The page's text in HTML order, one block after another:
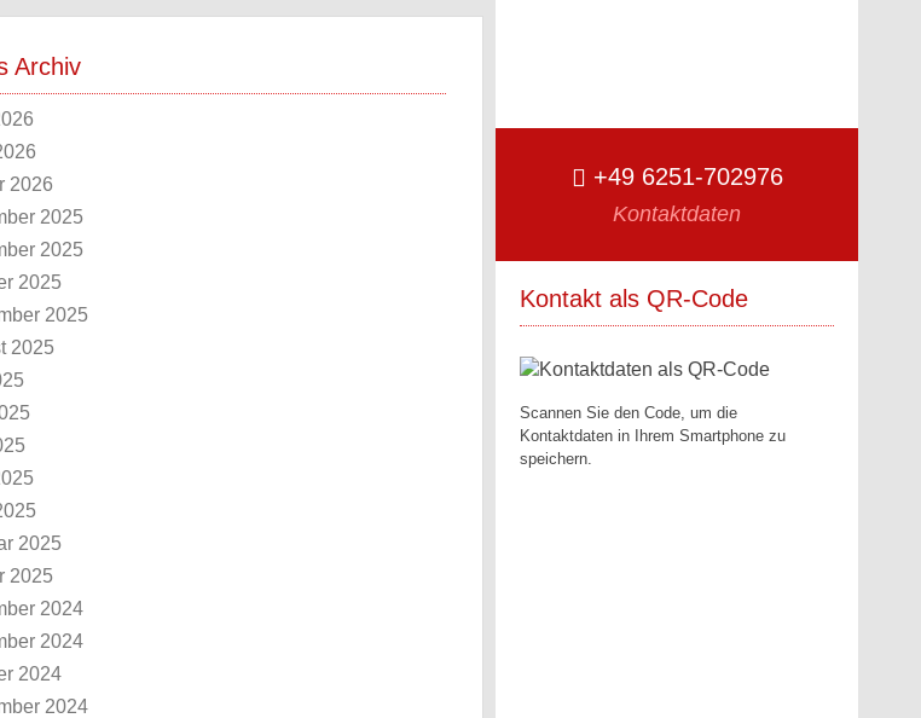
+49 6251-702976
Kontaktdaten
Kontakt als QR-Code
Scannen Sie den Code, um die
Kontaktdaten in Ihrem Smartphone zu
speichern.
Archiv
2026
2025
2025
2025
2025
2025
2025
2025
2024
2024
2024
2024